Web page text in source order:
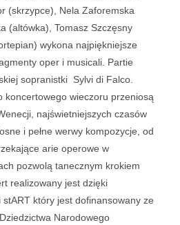
(skrzypce), Nela Zaforemska
(altówka), Tomasz Szczęsny
wykona najpiękniejsze
oper i musicali. Partie
sopranistki Sylvi di Falco.
koncertowego wieczoru przeniosą
najświetniejszych czasów
i pełne werwy kompozycje, od
arie operowe w
pozwolą tanecznym krokiem
realizowany jest dzięki
który jest dofinansowany ze
Narodowego